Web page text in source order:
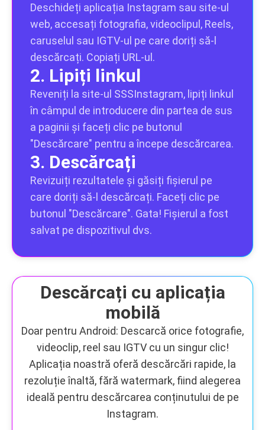
Deschideți aplicația Instagram sau site-ul
web, accesați fotografia, videoclipul, Reels,
caruselul sau IGTV-ul pe care doriți să-l
descărcați. Copiați URL-ul.
2. Lipiți linkul
Reveniți la site-ul SSSInstagram, lipiți linkul
în câmpul de introducere din partea de sus
a paginii și faceți clic pe butonul
"Descărcare" pentru a începe descărcarea.
3. Descărcați
Revizuiți rezultatele și găsiți fișierul pe
care doriți să-l descărcați. Faceți clic pe
butonul "Descărcare". Gata! Fișierul a fost
salvat pe dispozitivul dvs.
Descărcați cu aplicația
mobilă
Doar pentru Android: Descarcă orice fotografie,
videoclip, reel sau IGTV cu un singur clic!
Aplicația noastră oferă descărcări rapide, la
rezoluție înaltă, fără watermark, fiind alegerea
ideală pentru descărcarea conținutului de pe
Instagram.